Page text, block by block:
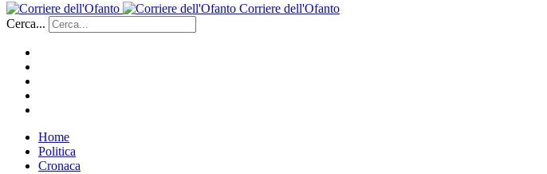
Corriere dell'Ofanto
Cerca...
Home
Politica
Cronaca